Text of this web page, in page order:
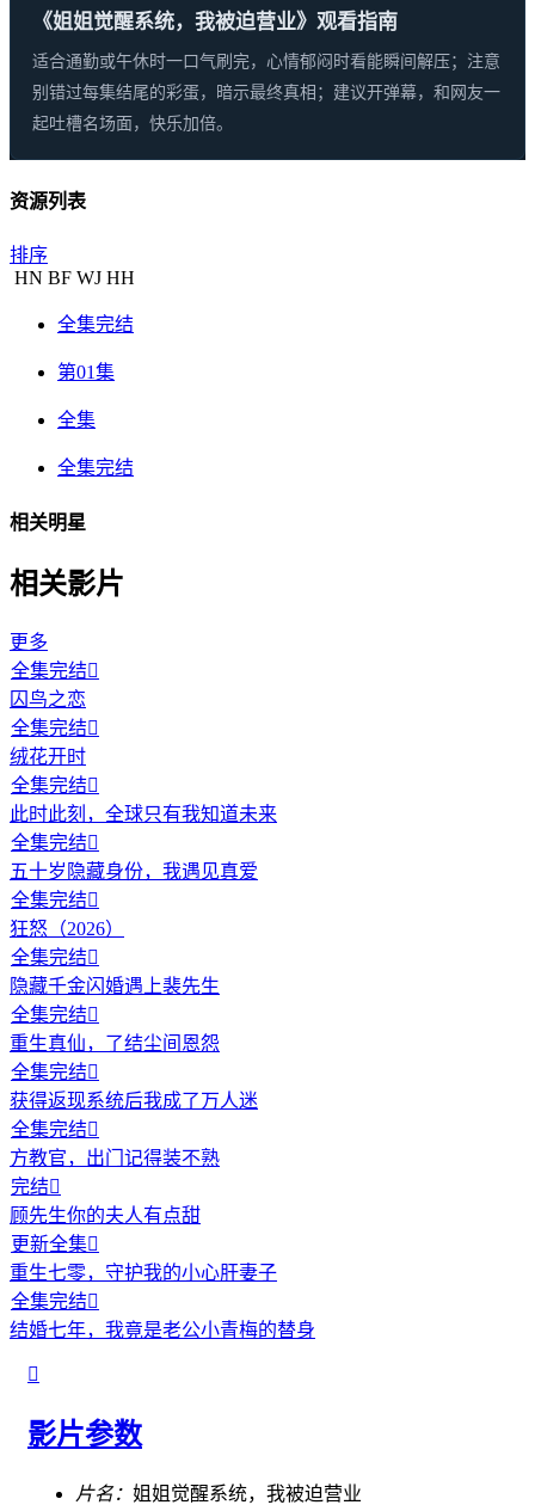
《姐姐觉醒系统，我被迫营业》观看指南
适合通勤或午休时一口气刷完，心情郁闷时看能瞬间解压；注意
别错过每集结尾的彩蛋，暗示最终真相；建议开弹幕，和网友一
起吐槽名场面，快乐加倍。
资源列表
排序
HN BF WJ HH
全集完结
第01集
全集
全集完结
相关明星
相关影片
更多
全集完结
囚鸟之恋
全集完结
绒花开时
全集完结
此时此刻，全球只有我知道未来
全集完结
五十岁隐藏身份，我遇见真爱
全集完结
狂怒（2026）
全集完结
隐藏千金闪婚遇上裴先生
全集完结
重生真仙，了结尘间恩怨
全集完结
获得返现系统后我成了万人迷
全集完结
方教官，出门记得装不熟
完结
顾先生你的夫人有点甜
更新全集
重生七零，守护我的小心肝妻子
全集完结
结婚七年，我竟是老公小青梅的替身

影片参数
片名： 姐姐觉醒系统，我被迫营业